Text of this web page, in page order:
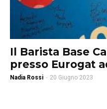
Il Barista Base
presso Eurogat
Nadia Rossi - 20 Giugno 2023